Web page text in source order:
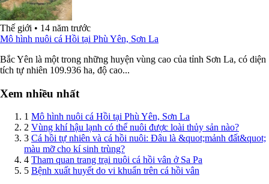
Thế giới • 14 năm trước
Mô hình nuôi cá Hồi tại Phù Yên, Sơn La
Bắc Yên là một trong những huyện vùng cao của tỉnh Sơn La, có diện
tích tự nhiên 109.936 ha, độ cao...
Xem nhiều nhất
1 Mô hình nuôi cá Hồi tại Phù Yên, Sơn La
2 Vùng khí hậu lạnh có thể nuôi được loài thủy sản nào?
3 Cá hồi tự nhiên và cá hồi nuôi: Đâu là &quot;mảnh đất&quot;
màu mỡ cho kí sinh trùng?
4 Tham quan trang trại nuôi cá hồi vân ở Sa Pa
5 Bệnh xuất huyết do vi khuẩn trên cá hồi vân